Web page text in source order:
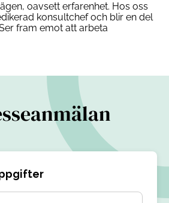
oavsett erfarenhet. Hos oss
konsultchef och blir en del
fram emot att arbeta